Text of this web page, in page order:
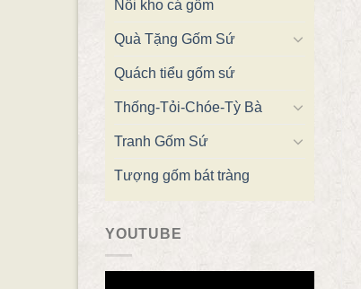
Nồi kho cá gốm
Quà Tặng Gốm Sứ
Quách tiểu gốm sứ
Thống-Tỏi-Chóe-Tỳ Bà
Tranh Gốm Sứ
Tượng gốm bát tràng
YOUTUBE